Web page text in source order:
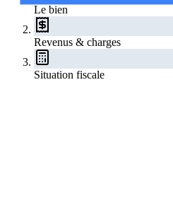
Le bien
Revenus & charges
Situation fiscale